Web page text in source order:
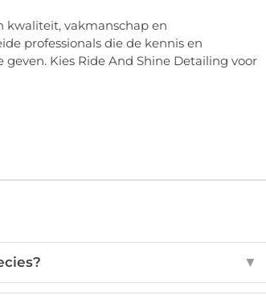
kwaliteit, vakmanschap en
professionals die de kennis en
Kies Ride And Shine Detailing voor
▼